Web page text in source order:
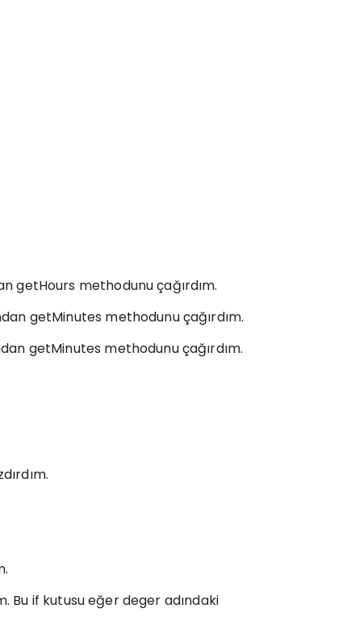
getHours methodunu çağırdım.
getMinutes methodunu çağırdım.
getMinutes methodunu çağırdım.
Bu if kutusu eğer deger adındaki